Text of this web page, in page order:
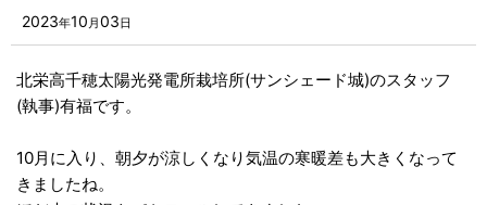
2023年10 月03日
北栄高千穂太陽光発電所栽培所(サンシェード城)のスタッフ
(執事)有福です。
10月に入り、朝夕が涼しくなり気温の寒暖差も大きくなって
きましたね。